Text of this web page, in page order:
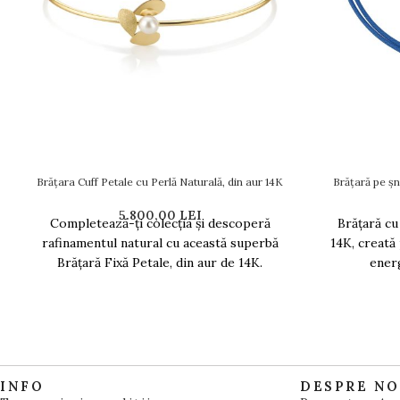
Brățara Cuff Petale cu Perlă Naturală, din aur 14K
5.800,00 LEI
Completează-ți colecția și descoperă
rafinamentul natural cu această superbă
Brățară Fixă Petale, din aur de 14K.
Brățară pe
Brățară
14K,
INFO DESPRE